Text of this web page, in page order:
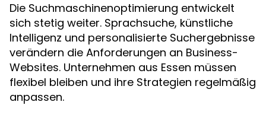
Die Suchmaschinenoptimierung entwickelt
sich stetig weiter. Sprachsuche, künstliche
Intelligenz und personalisierte Suchergebnisse
verändern die Anforderungen an Business-
Websites. Unternehmen aus Essen müssen
flexibel bleiben und ihre Strategien regelmäßig
anpassen.